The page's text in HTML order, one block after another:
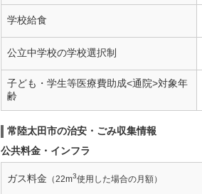
学校給食
公立中学校の学校選択制
子ども・学生等医療費助成<通院>対象年
齢
常陸太田市の治安・ごみ収集情報
公共料金・インフラ
ガス料金 （22m3使用した場合の月額）